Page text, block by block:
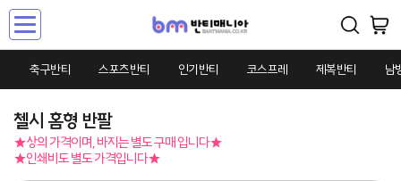
Toggle
navigation
축구반티 스포츠반티 인기반티 코스프레 제복반티 남
첼시 홈형 반팔
★상의 가격이며, 바지는 별도 구매 입니다★
★인쇄비도 별도 가격입니다★